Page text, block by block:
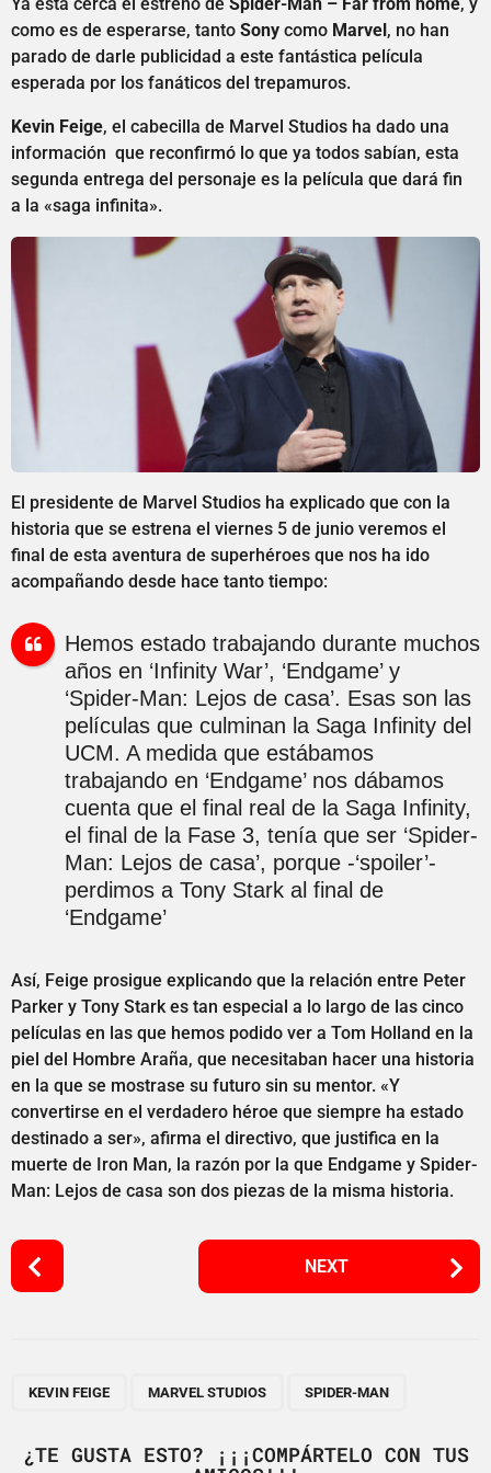
como es de esperarse, tanto Sony como Marvel, no han
parado de darle publicidad a este fantástica película
esperada por los fanáticos del trepamuros.
Kevin Feige, el cabecilla de Marvel Studios ha dado una
información que reconfirmó lo que ya todos sabían, esta
segunda entrega del personaje es la película que dará fin
a la «saga infinita».
El presidente de Marvel Studios ha explicado que con la
historia que se estrena el viernes 5 de junio veremos el
final de esta aventura de superhéroes que nos ha ido
acompañando desde hace tanto tiempo:
Hemos estado trabajando durante muchos
años en ‘Infinity War’, ‘Endgame’ y
‘Spider-Man: Lejos de casa’. Esas son las
películas que culminan la Saga Infinity del
UCM. A medida que estábamos
trabajando en ‘Endgame’ nos dábamos
cuenta que el final real de la Saga Infinity,
el final de la Fase 3, tenía que ser ‘Spider-
Man: Lejos de casa’, porque -‘spoiler’-
perdimos a Tony Stark al final de
‘Endgame’
Así, Feige prosigue explicando que la relación entre Peter
Parker y Tony Stark es tan especial a lo largo de las cinco
películas en las que hemos podido ver a Tom Holland en la
piel del Hombre Araña, que necesitaban hacer una historia
en la que se mostrase su futuro sin su mentor. «Y
convertirse en el verdadero héroe que siempre ha estado
destinado a ser», afirma el directivo, que justifica en la
muerte de Iron Man, la razón por la que Endgame y Spider-
Man: Lejos de casa son dos piezas de la misma historia.
P
o
NEXT
KEVIN FEIGE MARVEL STUDIOS SPIDER-MAN
¿TE GUSTA ESTO? ¡¡¡COMPÁRTELO CON TUS